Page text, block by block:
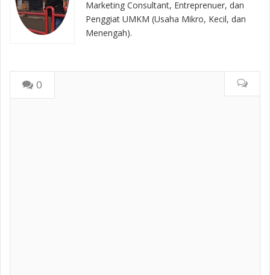
Marketing Consultant, Entreprenuer, dan
Penggiat UMKM (Usaha Mikro, Kecil, dan
Menengah).
0